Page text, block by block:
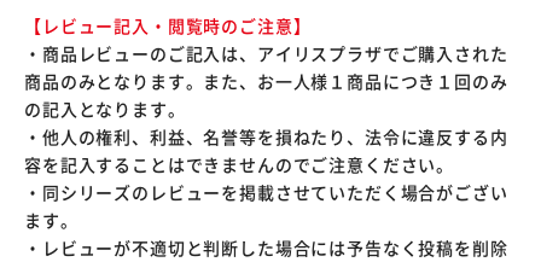
【レビュー記入・閲覧時のご注意】
・商品レビューのご記入は、アイリスプラザでご購入された
商品のみとなります。また、お一人様１商品につき１回のみ
の記入となります。
・他人の権利、利益、名誉等を損ねたり、法令に違反する内
容を記入することはできませんのでご注意ください。
・同シリーズのレビューを掲載させていただく場合がござい
ます。
・レビューが不適切と判断した場合には予告なく投稿を削除